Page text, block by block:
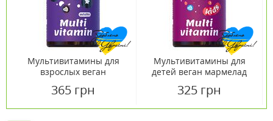
Мультивитамины для
взрослых веган
365 грн
Мультивитамины для
детей веган мармелад
325 грн